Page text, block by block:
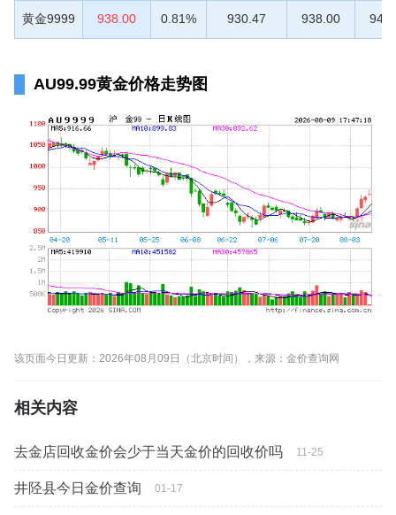
黄金9999 938.00 0.81% 930.47 938.00
AU99.99黄金价格走势图
该页面今日更新：2026年08月09日（北京时间），来源：金价查询网
相关内容
去金店回收金价会少于当天金价的回收价吗 11-25
井陉县今日金价查询 01-17